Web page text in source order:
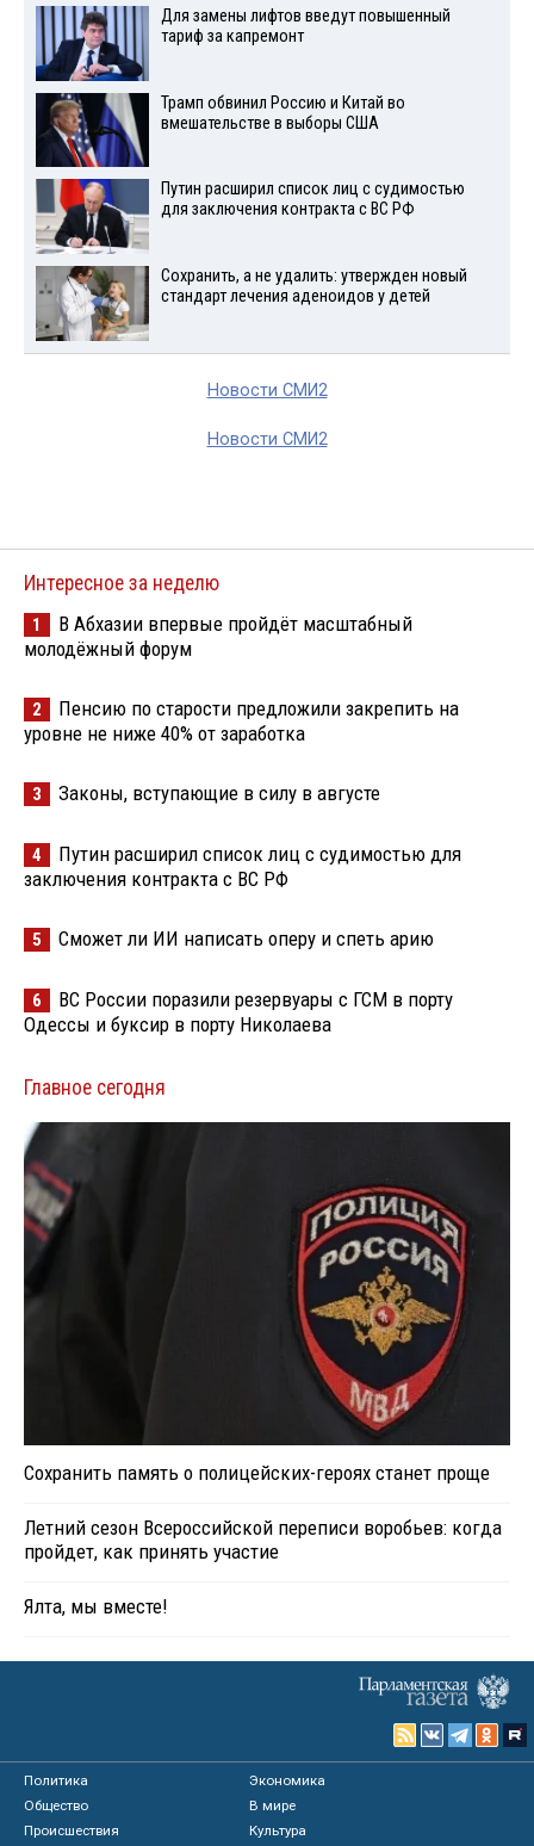
Для замены лифтов введут повышенный
тариф за капремонт
Трамп обвинил Россию и Китай во
вмешательстве в выборы США
Путин расширил список лиц с судимостью
для заключения контракта с ВС РФ
Сохранить, а не удалить: утвержден новый
стандарт лечения аденоидов у детей
Новости СМИ2
Новости СМИ2
Интересное за неделю
1
В Абхазии впервые пройдёт масштабный
молодёжный форум
2
Пенсию по старости предложили закрепить на
уровне не ниже 40% от заработка
3 Законы, вступающие в силу в августе
4
Путин расширил список лиц с судимостью для
заключения контракта с ВС РФ
5 Сможет ли ИИ написать оперу и спеть арию
6
ВС России поразили резервуары с ГСМ в порту
Одессы и буксир в порту Николаева
Главное сегодня
Сохранить память о полицейских-героях станет проще
Летний сезон Всероссийской переписи воробьев: когда
пройдет, как принять участие
Ялта, мы вместе!
Политика
Экономика
Общество
В мире
Происшествия
Культура